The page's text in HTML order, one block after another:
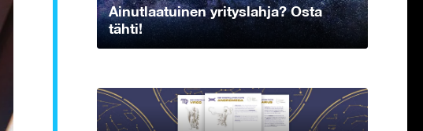
Ainutlaatuinen yrityslahja? Osta
tähti!